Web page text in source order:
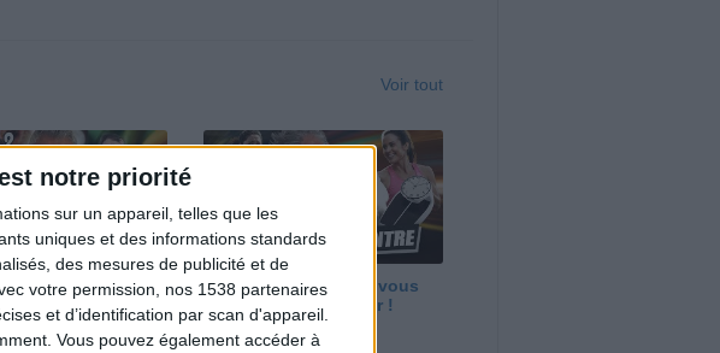
notre priorité
sur un appareil, telles que les
uniques et des informations standards
des mesures de publicité et de
votre permission, nos 1538 partenaires
et d’identification par scan d'appareil.
Vous pouvez également accéder à
Voir tout
perte de poids ?
?
Maigrir vite ? Ce que vous
devez vraiment savoir !